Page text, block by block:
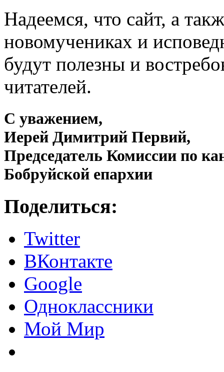
Надеемся, что сайт, а
новомучениках и
будут полезны и
читателей.
С уважением,
Иерей Димитрий Первий,
Председатель Комиссии по
Бобруйской епархии
Поделиться:
Twitter
ВКонтакте
Google
Одноклассники
Мой Мир